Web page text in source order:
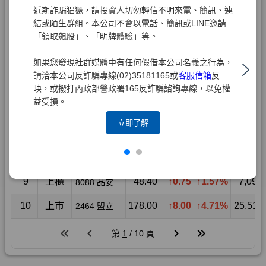
近期詐騙猖獗，請投資人切勿輕信不明來電、簡訊、連
結或陌生群組。本公司不會以電話、簡訊或LINE邀請
「領取飆股」、「明牌體驗」等。
如果您發現社群媒體中有任何假借本公司名義之行為，
請洽本公司反詐騙專線(02)35181165或客服信箱反
映，或撥打內政部警政署165反詐騙諮詢專線，以免權
益受損。
立即了解